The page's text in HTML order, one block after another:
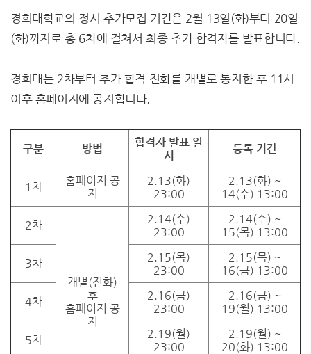
경희대학교의 정시 추가모집 기간은 2월 13일(화)부터 20일
(화)까지로 총 6차에 걸쳐서 최종 추가 합격자를 발표합니다.
경희대는 2차부터 추가 합격 전화를 개별로 통지한 후 11시
이후 홈페이지에 공지합니다.
구분 방법
합격자 발표 일
시
등록 기간
1차
홈페이지 공
지
2.13(화)
23:00
2.13(화) ~
14(수) 13:00
2차
개별(전화)
후
홈페이지 공
지
2.14(수)
23:00
2.14(수) ~
15(목) 13:00
3차
2.15(목)
23:00
2.15(목) ~
16(금) 13:00
4차
2.16(금)
23:00
2.16(금) ~
19(월) 13:00
5차
2.19(월)
23:00
2.19(월) ~
20(화) 13:00